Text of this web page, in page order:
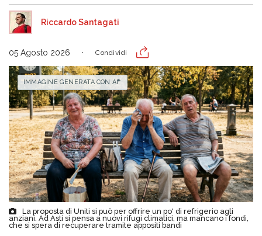
Riccardo Santagati
05 Agosto 2026 Condividi
La proposta di Uniti si può per offrire un po' di refrigerio agli
anziani. Ad Asti si pensa a nuovi rifugi climatici, ma mancano i fondi,
che si spera di recuperare tramite appositi bandi
IMMAGINE GENERATA CON AI